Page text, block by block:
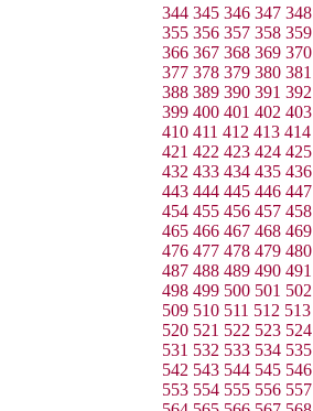
344 345 346 347 348
355 356 357 358 359
366 367 368 369 370
377 378 379 380 381
388 389 390 391 392
399 400 401 402 403
410 411 412 413 414
421 422 423 424 425
432 433 434 435 436
443 444 445 446 447
454 455 456 457 458
465 466 467 468 469
476 477 478 479 480
487 488 489 490 491
498 499 500 501 502
509 510 511 512 513
520 521 522 523 524
531 532 533 534 535
542 543 544 545 546
553 554 555 556 557